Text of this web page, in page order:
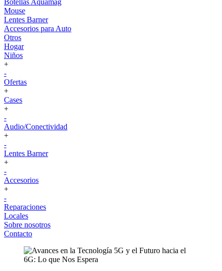
Botellas Aquamag
Mouse
Lentes Barner
Accesorios para Auto
Otros
Hogar
Niños
+
-
Ofertas
+
Cases
+
-
Audio/Conectividad
+
-
Lentes Barner
+
-
Accesorios
+
-
Reparaciones
Locales
Sobre nosotros
Contacto